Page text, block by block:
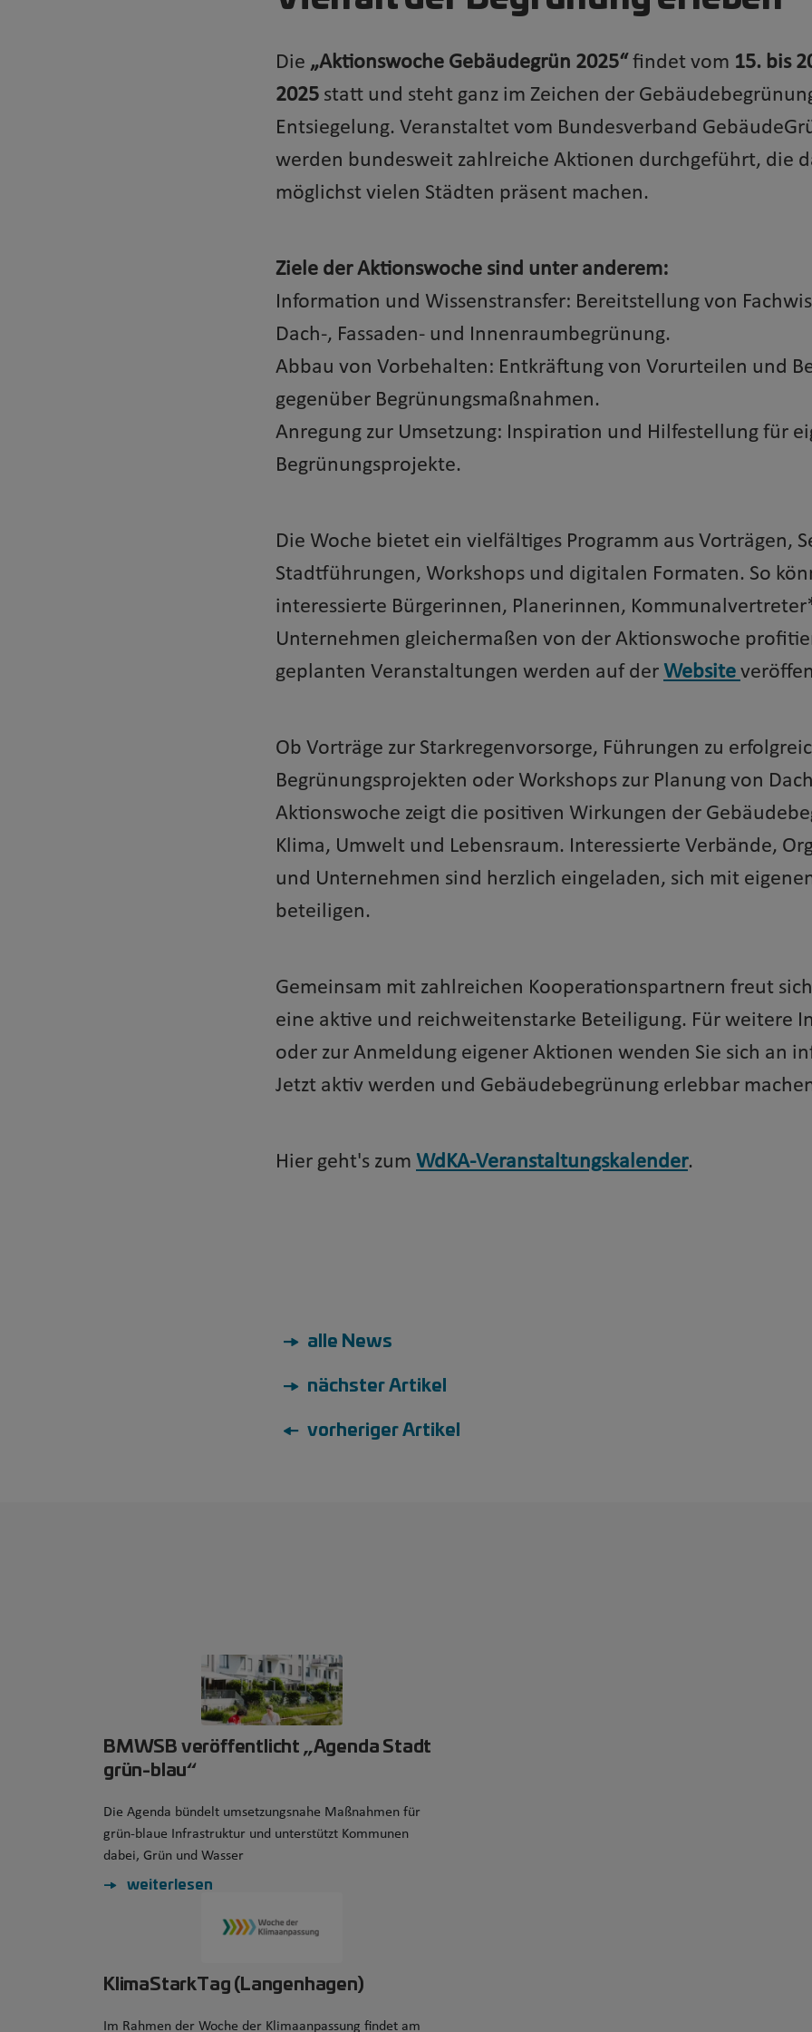
Die „Aktionswoche Gebäudegrün 2025“ findet vom 15. bis
2025 statt und steht ganz im Zeichen der
Entsiegelung. Veranstaltet vom Bundesverband
werden bundesweit zahlreiche Aktionen durchgeführt, die
möglichst vielen Städten präsent machen.
Ziele der Aktionswoche sind unter anderem:
Information und Wissenstransfer: Bereitstellung von
Dach-, Fassaden- und Innenraumbegrünung.
Abbau von Vorbehalten: Entkräftung von Vorurteilen und
gegenüber Begrünungsmaßnahmen.
Anregung zur Umsetzung: Inspiration und Hilfestellung für
Begrünungsprojekte.
Die Woche bietet ein vielfältiges Programm aus Vorträgen,
Stadtführungen, Workshops und digitalen Formaten. So
interessierte Bürgerinnen, Planerinnen,
Unternehmen gleichermaßen von der Aktionswoche
geplanten Veranstaltungen werden auf der Website
Ob Vorträge zur Starkregenvorsorge, Führungen zu
Begrünungsprojekten oder Workshops zur Planung von
Aktionswoche zeigt die positiven Wirkungen der
Klima, Umwelt und Lebensraum. Interessierte Verbände,
und Unternehmen sind herzlich eingeladen, sich mit
beteiligen.
Gemeinsam mit zahlreichen Kooperationspartnern freut
eine aktive und reichweitenstarke Beteiligung. Für weitere
oder zur Anmeldung eigener Aktionen wenden Sie sich an
Jetzt aktiv werden und Gebäudebegrünung erlebbar
Hier geht's zum WdKA-Veranstaltungskalender.
→ alle News
→ nächster Artikel
← vorheriger Artikel
BMWSB veröffentlicht „Agenda Stadt
grün-blau“
Die Agenda bündelt umsetzungsnahe Maßnahmen für
grün-blaue Infrastruktur und unterstützt Kommunen
dabei, Grün und Wasser
weiterlesen
KlimaStarkTag (Langenhagen)
Im Rahmen der Woche der Klimaanpassung findet am